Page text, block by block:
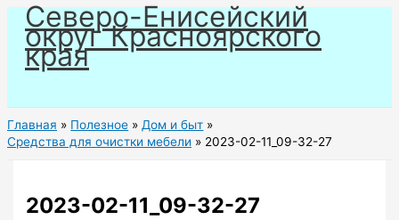
Перейти
содержимому
Северо-Енисейский
округ Красноярского
края
Главная Полезное
Дом и быт
Средства для очистки мебели
2023-02-11_09-32-27
2023-02-11_09-32-27